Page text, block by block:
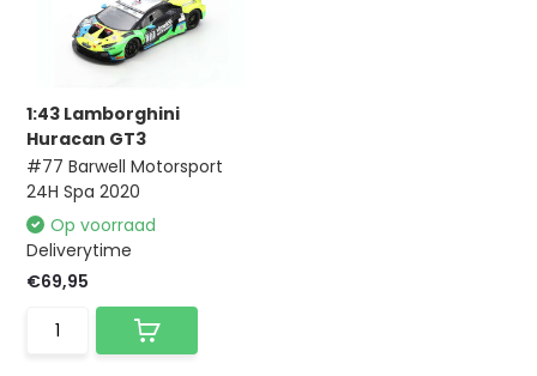
1:43 Lamborghini
Huracan GT3
#77 Barwell Motorsport
24H Spa 2020
Op voorraad
Deliverytime
€69,95